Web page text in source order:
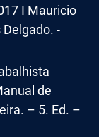
I Mauricio
Delgado. -
de
– 5. Ed. –